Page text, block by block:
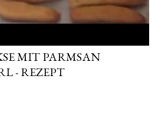
MIT PARMSAN
- REZEPT